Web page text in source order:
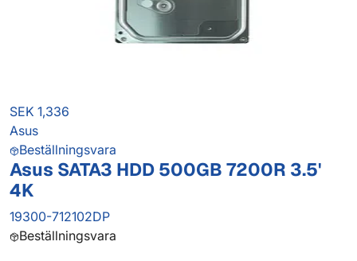
SEK 1,336
Asus
Beställningsvara
Asus SATA3 HDD 500GB 7200R 3.5'
4K
19300-712102DP
Beställningsvara